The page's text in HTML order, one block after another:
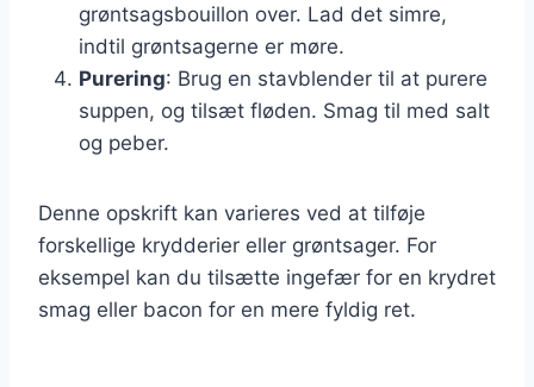
grøntsagsbouillon over. Lad det simre,
indtil grøntsagerne er møre.
Purering: Brug en stavblender til at purere
suppen, og tilsæt fløden. Smag til med salt
og peber.
Denne opskrift kan varieres ved at tilføje
forskellige krydderier eller grøntsager. For
eksempel kan du tilsætte ingefær for en krydret
smag eller bacon for en mere fyldig ret.